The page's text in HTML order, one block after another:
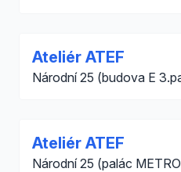
Ateliér ATEF
Národní 25 (budova E
Ateliér ATEF
Národní 25 (palác